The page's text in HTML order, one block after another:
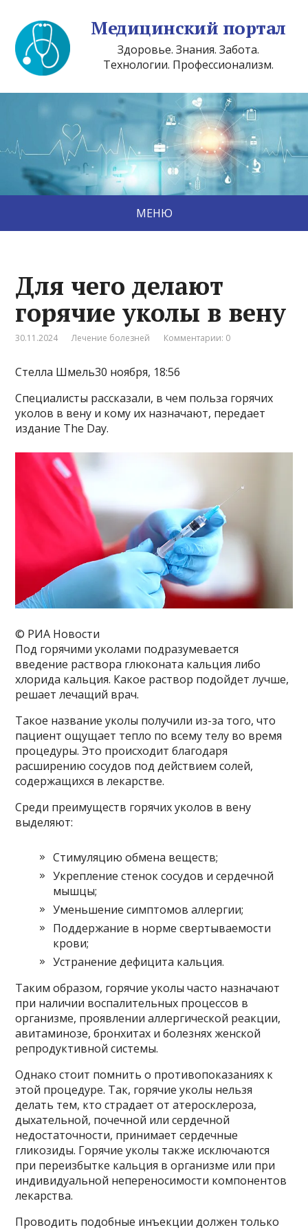
Медицинский портал
Здоровье. Знания. Забота.
Технологии. Профессионализм.
МЕНЮ
Для чего делают
горячие уколы в вену
30.11.2024 Лечение болезней Комментарии: 0
Стелла Шмель30 ноября, 18:56
Специалисты рассказали, в чем польза горячих
уколов в вену и кому их назначают, передает
издание The Day.
© РИА Новости
Под горячими уколами подразумевается
введение раствора глюконата кальция либо
хлорида кальция. Какое раствор подойдет лучше,
решает лечащий врач.
Такое название уколы получили из-за того, что
пациент ощущает тепло по всему телу во время
процедуры. Это происходит благодаря
расширению сосудов под действием солей,
содержащихся в лекарстве.
Среди преимуществ горячих уколов в вену
выделяют:
Стимуляцию обмена веществ;
Укрепление стенок сосудов и сердечной
мышцы;
Уменьшение симптомов аллергии;
Поддержание в норме свертываемости
крови;
Устранение дефицита кальция.
Таким образом, горячие уколы часто назначают
при наличии воспалительных процессов в
организме, проявлении аллергической реакции,
авитаминозе, бронхитах и болезнях женской
репродуктивной системы.
Однако стоит помнить о противопоказаниях к
этой процедуре. Так, горячие уколы нельзя
делать тем, кто страдает от атеросклероза,
дыхательной, почечной или сердечной
недостаточности, принимает сердечные
гликозиды. Горячие уколы также исключаются
при переизбытке кальция в организме или при
индивидуальной непереносимости компонентов
лекарства.
Проводить подобные инъекции должен только